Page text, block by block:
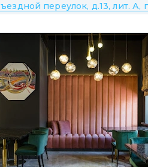
переулок, д.13, лит. А,